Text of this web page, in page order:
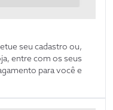
seu cadastro ou,
entre com os seus
para você e